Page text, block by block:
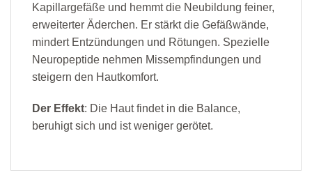
Kapillargefäße und hemmt die Neubildung feiner,
erweiterter Äderchen. Er stärkt die Gefäßwände,
mindert Entzündungen und Rötungen. Spezielle
Neuropeptide nehmen Missempfindungen und
steigern den Hautkomfort.
Der Effekt: Die Haut findet in die Balance,
beruhigt sich und ist weniger gerötet.